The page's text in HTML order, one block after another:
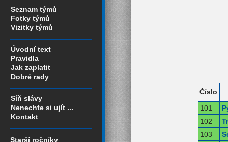
Seznam týmů
Fotky týmů
Vizitky týmů
Úvodní text
Pravidla
Jak zaplatit
Dobré rady
Síň slávy
Nenechte si ujít ...
Kontakt
Starší ročníky
Číslo
101
102
103